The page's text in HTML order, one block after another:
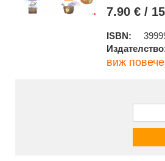
7.90 € /
ISBN:
виж повече